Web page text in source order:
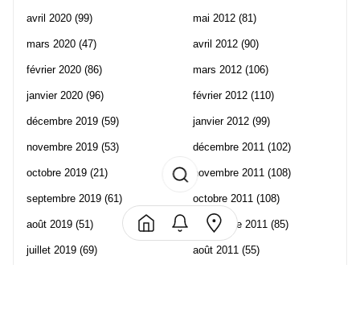
avril 2020 (99)
mars 2020 (47)
février 2020 (86)
janvier 2020 (96)
décembre 2019 (59)
novembre 2019 (53)
octobre 2019 (21)
septembre 2019 (61)
août 2019 (51)
juillet 2019 (69)
mai 2012 (81)
avril 2012 (90)
mars 2012 (106)
février 2012 (110)
janvier 2012 (99)
décembre 2011 (102)
novembre 2011 (108)
octobre 2011 (108)
septembre 2011 (85)
août 2011 (55)